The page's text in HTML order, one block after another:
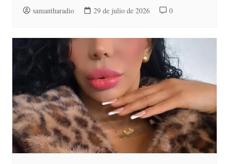
samantharadio 29 de julio de 2026 0